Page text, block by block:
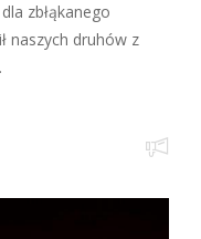
zbłąkanego
naszych druhów z